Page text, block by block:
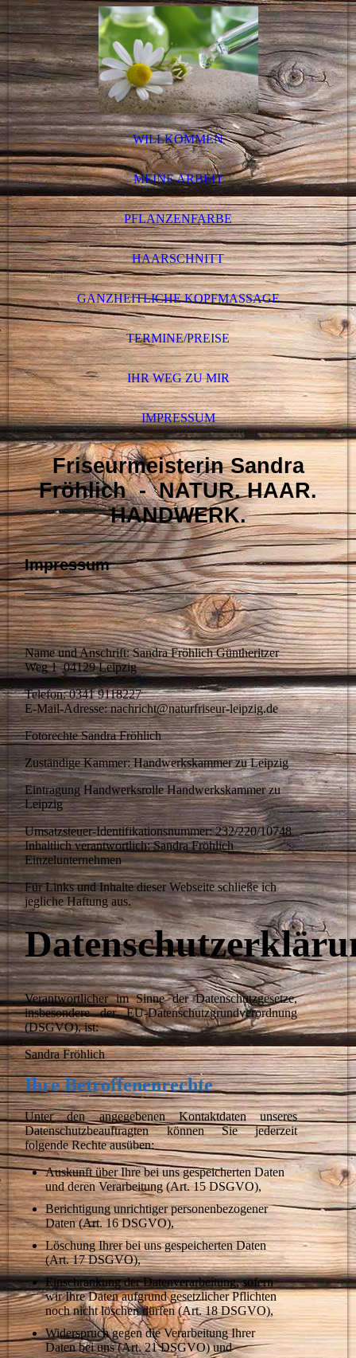
WILLKOMMEN
MEINE ARBEIT
PFLANZENFARBE
HAARSCHNITT
GANZHEITLICHE KOPFMASSAGE
TERMINE/PREISE
IHR WEG ZU MIR
IMPRESSUM
Friseurmeisterin Sandra
Fröhlich - NATUR. HAAR.
HANDWERK.
Impressum
Name und Anschrift: Sandra Fröhlich Güntheritzer
Weg 1 04129 Leipzig
Telefon: 0341 9118227
E-Mail-Adresse: nachricht@naturfriseur-leipzig.de
Fotorechte Sandra Fröhlich
Zuständige Kammer: Handwerkskammer zu Leipzig
Eintragung Handwerksrolle Handwerkskammer zu
Leipzig
Umsatzsteuer-Identifikationsnummer: 232/220/10748
Inhaltlich verantwortlich: Sandra Fröhlich
Einzelunternehmen
Für Links und Inhalte dieser Webseite schließe ich
jegliche Haftung aus.
Verantwortlicher im Sinne der Datenschutzgesetze,
insbesondere der EU-Datenschutzgrundverordnung
(DSGVO), ist:
Sandra Fröhlich
Ihre Betroffenenrechte
Unter den angegebenen Kontaktdaten unseres
Datenschutzbeauftragten können Sie jederzeit
folgende Rechte ausüben:
Auskunft über Ihre bei uns gespeicherten Daten
und deren Verarbeitung (Art. 15 DSGVO),
Berichtigung unrichtiger personenbezogener
Daten (Art. 16 DSGVO),
Löschung Ihrer bei uns gespeicherten Daten
(Art. 17 DSGVO),
Einschränkung der Datenverarbeitung, sofern
wir Ihre Daten aufgrund gesetzlicher Pflichten
noch nicht löschen dürfen (Art. 18 DSGVO),
Widerspruch gegen die Verarbeitung Ihrer
Daten bei uns (Art. 21 DSGVO) und